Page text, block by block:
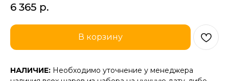
6 365 р.
В корзину
НАЛИЧИЕ: Необходимо уточнение у менеджера